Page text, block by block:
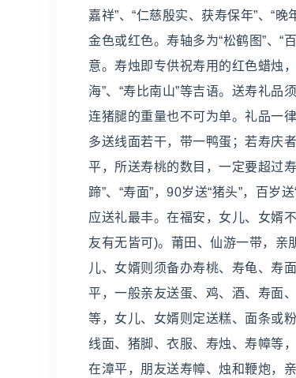
嘉祥”、“仁慈殷实、获寿保年”、“
金色或红色。寿轴多为“松鹤图”、“
意。寿烛即专供祝寿用的红色蜡烛
海”、“寿比南山”等吉语。送寿礼品
连猪腿的重量也不可为单。礼品一
多送线面若干，带一鸭蛋；若寿庆
平，所送寿桃的数目，一定要超过
蹄”、“寿面”，90岁送“猪头”，百岁
应送礼最丰。在福安，女儿、女婿
友有无皆可)。莆田、仙游一带，亲
儿、女婿则须备办寿桃、寿龟、寿
平，一般亲友送蛋、鸡、酒、寿面
等，女儿、女婿则定送糕、面条或
线面、猪脚、衣服、寿烛、寿幛等
在漳平，朋友送寿幛、烛和鞭炮，